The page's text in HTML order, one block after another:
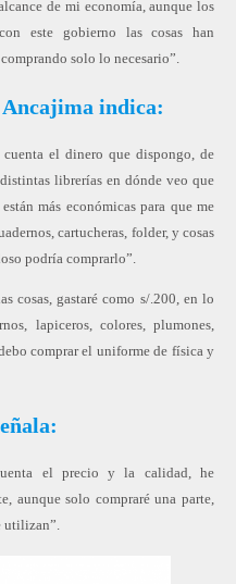
de mi economía, aunque los
este gobierno las cosas han
solo lo necesario”.
indica:
el dinero que dispongo, de
librerías en dónde veo que
más económicas para que me
cartucheras, folder, y cosas
podría comprarlo”.
cosas, gastaré como s/.200, en lo
lapiceros, colores, plumones,
comprar el uniforme de física y
el precio y la calidad, he
aunque solo compraré una parte,
utilizan”.